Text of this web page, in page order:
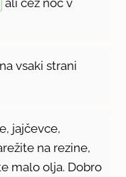
vsaki strani
jajčevce,
na rezine,
malo olja. Dobro